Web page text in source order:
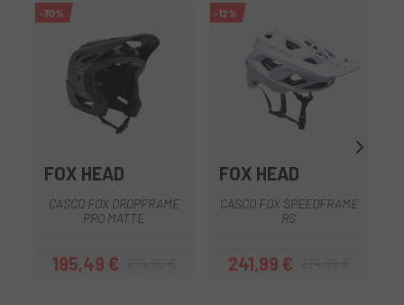
-30%
FOX HEAD
CASCO FOX DROPFRAME
PRO MATTE
Precio
195,49 €Precio regular
-12%
FOX HEAD
CASCO FOX SPEEDFRAME
RS
Precio
241,99 €Precio regular